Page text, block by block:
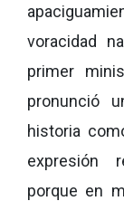
voracidad
primer
pronunció
historia
expresión
porque en